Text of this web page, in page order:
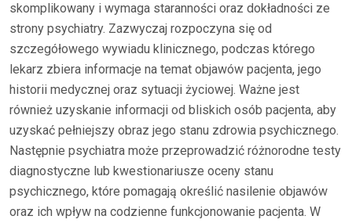
skomplikowany i wymaga staranności oraz dokładności ze
strony psychiatry. Zazwyczaj rozpoczyna się od
szczegółowego wywiadu klinicznego, podczas którego
lekarz zbiera informacje na temat objawów pacjenta, jego
historii medycznej oraz sytuacji życiowej. Ważne jest
również uzyskanie informacji od bliskich osób pacjenta, aby
uzyskać pełniejszy obraz jego stanu zdrowia psychicznego.
Następnie psychiatra może przeprowadzić różnorodne testy
diagnostyczne lub kwestionariusze oceny stanu
psychicznego, które pomagają określić nasilenie objawów
oraz ich wpływ na codzienne funkcjonowanie pacjenta. W